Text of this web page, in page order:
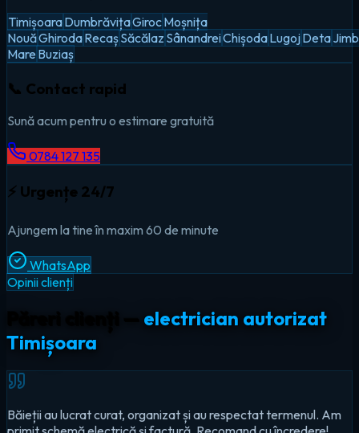
TimișoaraDumbrăvițaGirocMoșnița
NouăGhirodaRecașSăcălaz SânandreiChișodaLugojDeta
Mare Buziaș
📞 Contact rapid
Sună acum pentru o estimare gratuită
0784 127 135
⚡ Urgențe 24/7
Ajungem la tine în maxim 60 de minute
WhatsApp
Opinii clienți
electrician autorizat
Timișoara
Au înlocuit tabloul vechi cu unul modern, cu siguranțe